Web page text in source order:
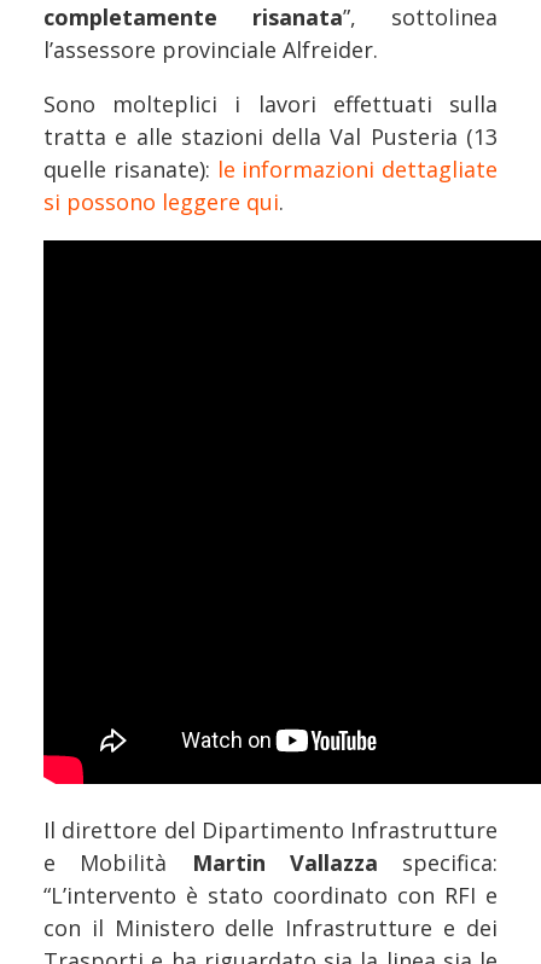
completamente risanata”, sottolinea
l’assessore provinciale Alfreider.
Sono molteplici i lavori effettuati sulla
tratta e alle stazioni della Val Pusteria (13
quelle risanate): le informazioni dettagliate
si possono leggere qui.
Il direttore del Dipartimento Infrastrutture
e Mobilità
Martin Vallazza specifica:
“L’intervento è stato coordinato con RFI e
con il Ministero delle Infrastrutture e dei